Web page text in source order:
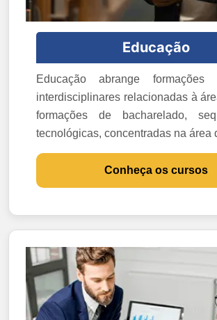
Educação
Educação abrange formações
interdisciplinares relacionadas à
formações de bacharelado,
tecnológicas, concentradas na área
Conheça os cursos